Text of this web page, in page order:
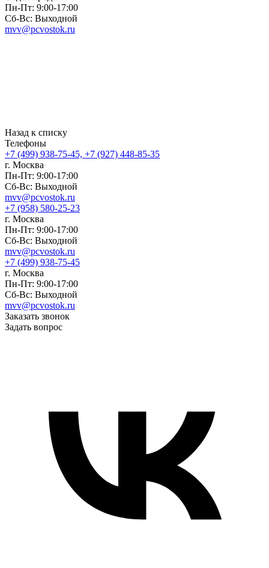
Пн-Пт: 9:00-17:00
Сб-Вс: Выходной
mvv@pcvostok.ru
Назад к списку
Телефоны
+7 (499) 938-75-45, +7 (927) 448-85-35
г. Москва
Пн-Пт: 9:00-17:00
Сб-Вс: Выходной
mvv@pcvostok.ru
+7 (958) 580-25-23
г. Москва
Пн-Пт: 9:00-17:00
Сб-Вс: Выходной
mvv@pcvostok.ru
+7 (499) 938-75-45
г. Москва
Пн-Пт: 9:00-17:00
Сб-Вс: Выходной
mvv@pcvostok.ru
Заказать звонок
Задать вопрос